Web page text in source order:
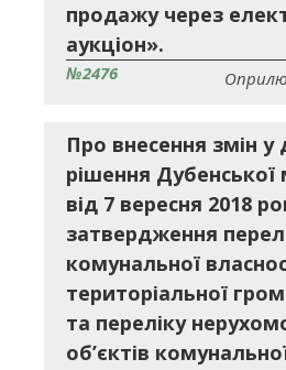
продажу через
аукціон».
№2476
Про внесення змін
рішення Дубенської
від 7 вересня 2018
затвердження
комунальної
територіальної
та переліку
об’єктів